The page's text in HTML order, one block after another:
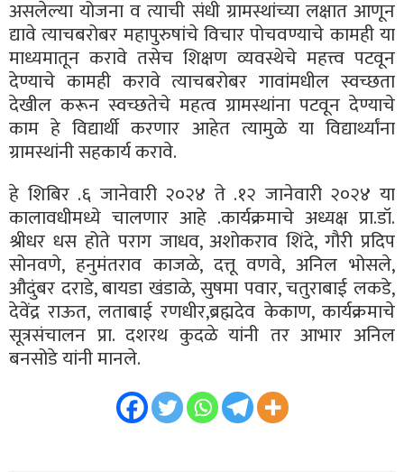
असलेल्या योजना व त्याची संधी ग्रामस्थांच्या लक्षात आणून
द्यावे त्याचबरोबर महापुरुषांचे विचार पोचवण्याचे कामही या
माध्यमातून करावे तसेच शिक्षण व्यवस्थेचे महत्त्व पटवून
देण्याचे कामही करावे त्याचबरोबर गावांमधील स्वच्छता
देखील करून स्वच्छतेचे महत्व ग्रामस्थांना पटवून देण्याचे
काम हे विद्यार्थी करणार आहेत त्यामुळे या विद्यार्थ्यांना
ग्रामस्थांनी सहकार्य करावे.
हे शिबिर .६ जानेवारी २०२४ ते .१२ जानेवारी २०२४ या
कालावधीमध्ये चालणार आहे .कार्यक्रमाचे अध्यक्ष प्रा.डॉ.
श्रीधर धस होते पराग जाधव, अशोकराव शिंदे, गौरी प्रदिप
सोनवणे, हनुमंतराव काजळे, दत्तू वणवे, अनिल भोसले,
औदुंबर दराडे, बायडा खंडाळे, सुषमा पवार, चतुराबाई लकडे,
देवेंद्र राऊत, लताबाई रणधीर,ब्रह्मदेव केकाण, कार्यक्रमाचे
सूत्रसंचालन प्रा. दशरथ कुदळे यांनी तर आभार अनिल
बनसोडे यांनी मानले.